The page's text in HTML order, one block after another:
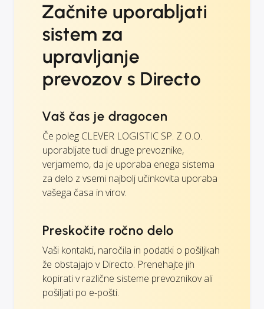
Začnite uporabljati
sistem za
upravljanje
prevozov s Directo
Vaš čas je dragocen
Če poleg CLEVER LOGISTIC SP. Z O.O.
uporabljate tudi druge prevoznike,
verjamemo, da je uporaba enega sistema
za delo z vsemi najbolj učinkovita uporaba
vašega časa in virov.
Preskočite ročno delo
Vaši kontakti, naročila in podatki o pošiljkah
že obstajajo v Directo. Prenehajte jih
kopirati v različne sisteme prevoznikov ali
pošiljati po e-pošti.